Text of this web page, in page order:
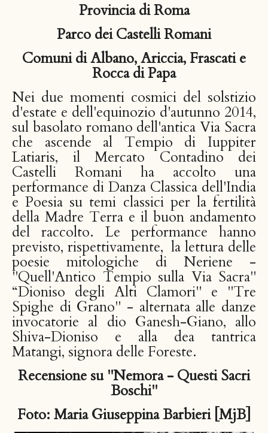
Provincia di Roma
Parco dei Castelli Romani
Comuni di Albano, Ariccia, Frascati e
Rocca di Papa
Nei due momenti cosmici del solstizio
d'estate e dell'equinozio d'autunno 2014,
sul basolato romano dell'antica Via Sacra
che ascende al Tempio di Iuppiter
Latiaris, il Mercato Contadino dei
Castelli Romani ha accolto una
performance di Danza Classica dell'India
e Poesia su temi classici per la fertilità
della Madre Terra e il buon andamento
del raccolto. Le performance hanno
previsto, rispettivamente, la lettura delle
poesie mitologiche di Neriene -
"Quell'Antico Tempio sulla Via Sacra"
“Dioniso degli Alti Clamori" e "Tre
Spighe di Grano" - alternata alle danze
invocatorie al dio Ganesh-Giano, allo
Shiva-Dioniso e alla dea tantrica
Matangi, signora delle Foreste.
Recensione su "Nemora - Questi Sacri
Boschi"
Foto: Maria Giuseppina Barbieri [MjB]